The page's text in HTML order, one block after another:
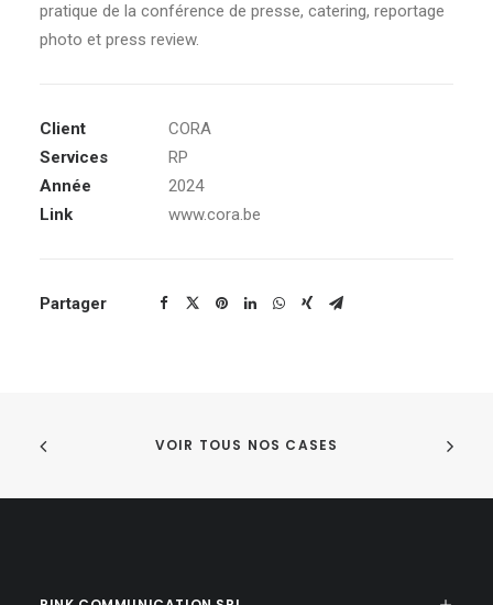
pratique de la conférence de presse, catering, reportage
photo et press review.
Client
CORA
Services
RP
Année
2024
Link
www.cora.be
Partager
VOIR TOUS NOS CASES